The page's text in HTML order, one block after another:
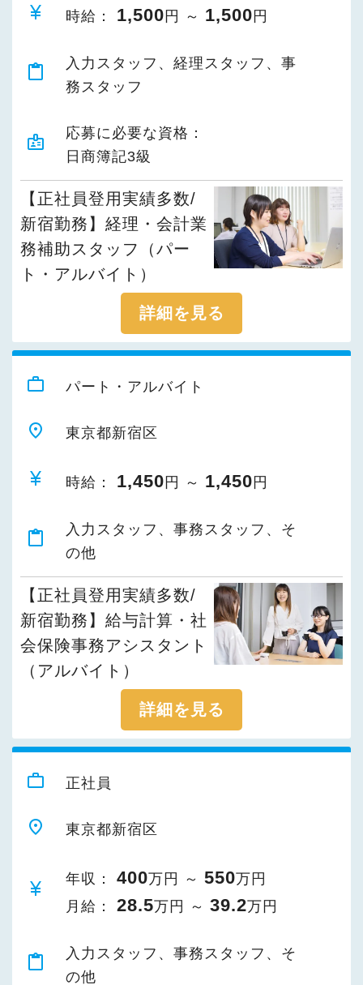
currency_yen 時給： 1,500 円 ～ 1,500 円
content_paste
入力スタッフ、経理スタッフ、事
務スタッフ
badge
応募に必要な資格：
日商簿記3級
【正社員登用実績多数/
新宿勤務】経理・会計業
務補助スタッフ（パー
ト・アルバイト）
詳細を見る
work_outline パート・アルバイト
place 東京都新宿区
currency_yen 時給： 1,450 円 ～ 1,450 円
content_paste
入力スタッフ、事務スタッフ、そ
の他
【正社員登用実績多数/
新宿勤務】給与計算・社
会保険事務アシスタント
（アルバイト）
詳細を見る
work_outline 正社員
place 東京都新宿区
currency_yen
年収： 400万円 ～ 550万円
月給： 28.5万円 ～ 39.2万円
content_paste
入力スタッフ、事務スタッフ、そ
の他